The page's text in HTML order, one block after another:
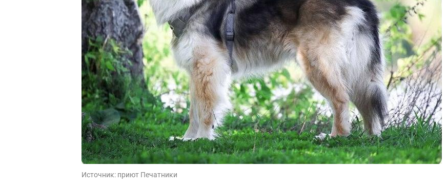
Источник: приют Печатники